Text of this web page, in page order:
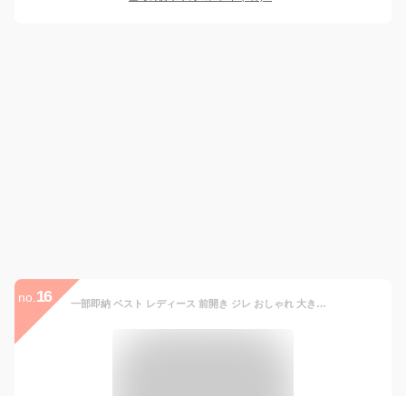
no. 16 一部即納 ベスト レディース 前開き ジレ おしゃれ 大きいサイズ ジレベスト ロング ベスト ロングベスト 秋 冬 春 夏 黒 ブラック グレー 無地 ボタンなし ジレ ファッション ポケット付き ノースリーブ 通勤 OL オフイス 上品 送料無料